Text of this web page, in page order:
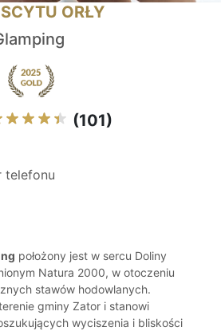
ORŁY
(101)
telefonu
położony jest w sercu Doliny
Natura 2000, w otoczeniu
stawów hodowlanych.
gminy Zator i stanowi
wyciszenia i bliskości